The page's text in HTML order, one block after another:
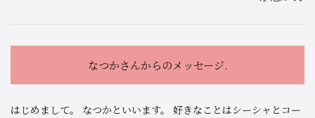
なつかさんからのメッセージ.
はじめまして。 なつかといいます。 好きなことはシーシャとコー